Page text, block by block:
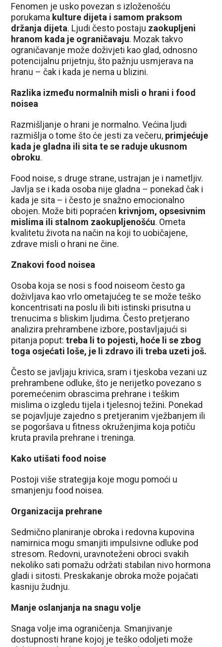
Fenomen je usko povezan s izloženošću
porukama kulture dijeta i samom praksom
držanja dijeta. Ljudi često postaju zaokupljeni
hranom kada je ograničavaju. Mozak takvo
ograničavanje može doživjeti kao glad, odnosno
potencijalnu prijetnju, što pažnju usmjerava na
hranu – čak i kada je nema u blizini.
Razlika između normalnih misli o hrani i food
noisea
Razmišljanje o hrani je normalno. Većina ljudi
razmišlja o tome što će jesti za večeru, primjećuje
kada je gladna ili sita te se raduje ukusnom
obroku.
Food noise, s druge strane, ustrajan je i nametljiv.
Javlja se i kada osoba nije gladna – ponekad čak i
kada je sita – i često je snažno emocionalno
obojen. Može biti popraćen krivnjom, opsesivnim
mislima ili stalnom zaokupljenošću. Ometa
kvalitetu života na način na koji to uobičajene,
zdrave misli o hrani ne čine.
Znakovi food noisea
Osoba koja se nosi s food noiseom često ga
doživljava kao vrlo ometajućeg te se može teško
koncentrisati na poslu ili biti istinski prisutna u
trenucima s bliskim ljudima. Često pretjerano
analizira prehrambene izbore, postavljajući si
pitanja poput:treba li to pojesti, hoće li se zbog
toga osjećati loše, je li zdravo ili treba uzeti još.
Često se javljaju krivica, sram i tjeskoba vezani uz
prehrambene odluke, što je nerijetko povezano s
poremećenim obrascima prehrane i teškim
mislima o izgledu tijela i tjelesnoj težini. Ponekad
se pojavljuje zajedno s pretjeranim vježbanjem ili
se pogoršava u fitness okruženjima koja potiču
kruta pravila prehrane i treninga.
Kako utišati food noise
Postoji više strategija koje mogu pomoći u
smanjenju food noisea.
Organizacija prehrane
Sedmično planiranje obroka i redovna kupovina
namirnica mogu smanjiti impulsivne odluke pod
stresom. Redovni, uravnoteženi obroci svakih
nekoliko sati pomažu održati stabilan nivo hormona
gladi i sitosti. Preskakanje obroka može pojačati
kasniju žudnju.
Manje oslanjanja na snagu volje
Snaga volje ima ograničenja. Smanjivanje
dostupnosti hrane kojoj je teško odoljeti može